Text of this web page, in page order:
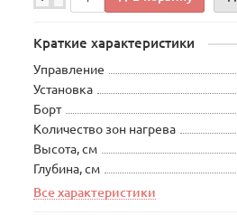
Краткие характеристики
Управление
Установка
Борт
Количество зон нагрева
Высота, см
Глубина, см
Все характеристики